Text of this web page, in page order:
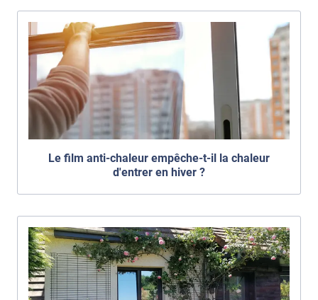
Le film anti-chaleur empêche-t-il la chaleur
d'entrer en hiver ?